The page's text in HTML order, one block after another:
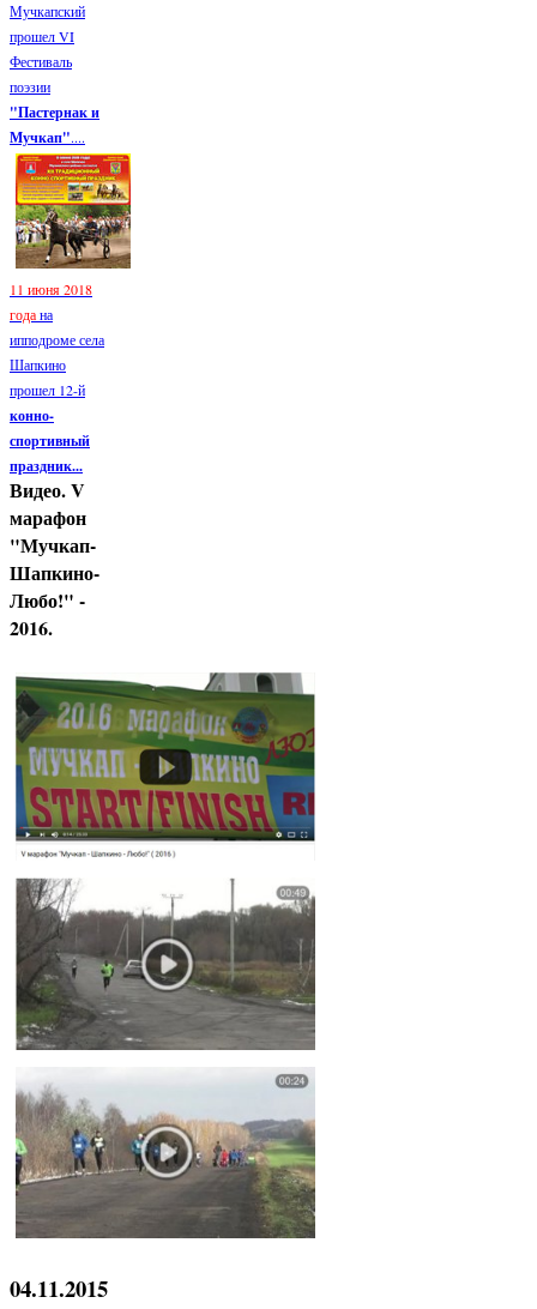
Мучкапский
прошел VI
Фестиваль
поэзии
"Пастернак и
Мучкап"....
11 июня 2018
годана
ипподроме села
Шапкино
прошел 12-й
конно-
спортивный
праздник...
Видео. V
марафон
"Мучкап-
Шапкино-
Любо!" -
2016.
04.11.2015